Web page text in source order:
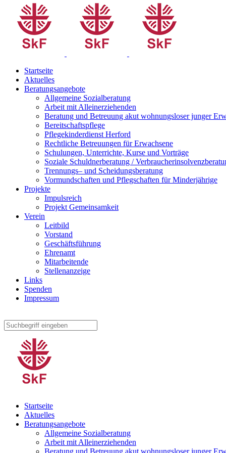
Startseite
Aktuelles
Beratungsangebote
Allgemeine Sozialberatung
Arbeit mit Alleinerziehenden
Beratung und Betreuung akut wohnungsloser junger
Bereitschaftspflege
Pflegekinderdienst Herford
Rechtliche Betreuungen für Erwachsene
Schulungen, Unterrichte, Kurse und Vorträge
Soziale Schuldnerberatung /
Trennungs– und Scheidungsberatung
Vormundschaften und Pflegschaften für Minderjährige
Projekte
Impulsreich
Projekt Gemeinsamkeit
Verein
Leitbild
Vorstand
Geschäftsführung
Ehrenamt
Mitarbeitende
Stellenanzeige
Links
Spenden
Impressum
Startseite
Aktuelles
Beratungsangebote
Allgemeine Sozialberatung
Arbeit mit Alleinerziehenden